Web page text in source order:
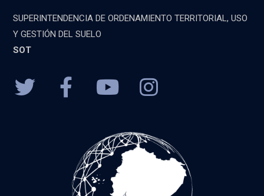
SUPERINTENDENCIA DE ORDENAMIENTO TERRITORIAL, USO
Y GESTIÓN DEL SUELO
SOT